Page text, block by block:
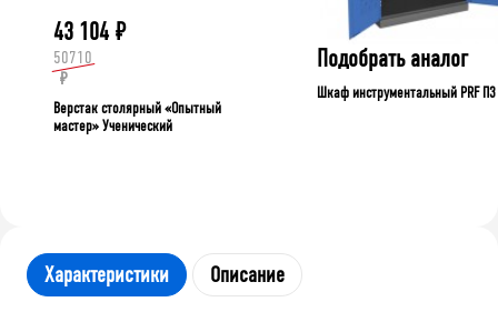
43 104 ₽
50710
₽
Верстак столярный «Опытный
мастер» Ученический
Подобрать аналог
Шкаф инструментальный PRF П3
Характеристики Описание